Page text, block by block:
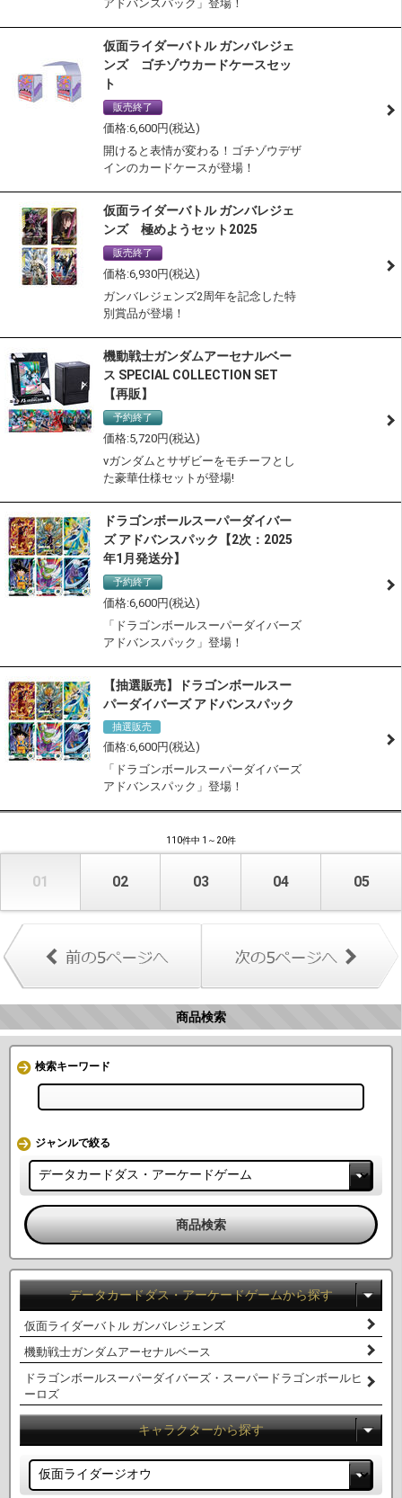
アドバンスパック」登場！
仮面ライダーバトル ガンバレジェ
ンズ ゴチゾウカードケースセッ
ト
販売終了
6,600
開けると表情が変わる！ゴチゾウデザ
インのカードケースが登場！
仮面ライダーバトル ガンバレジェ
ンズ 極めようセット2025
販売終了
6,930
ガンバレジェンズ2周年を記念した特
別賞品が登場！
機動戦士ガンダムアーセナルベー
ス SPECIAL COLLECTION SET
【再販】
予約終了
5,720
νガンダムとサザビーをモチーフとし
た豪華仕様セットが登場!
ドラゴンボールスーパーダイバー
ズ アドバンスパック【2次：2025
年1月発送分】
予約終了
6,600
「ドラゴンボールスーパーダイバーズ
アドバンスパック」登場！
【抽選販売】ドラゴンボールスー
パーダイバーズ アドバンスパック
抽選販売
6,600
「ドラゴンボールスーパーダイバーズ
アドバンスパック」登場！
110件中 1～20件
01 02 03 04 05
商品検索
検索キーワード
ジャンルで絞る
データカードダス・アーケードゲームから探す
仮面ライダーバトル ガンバレジェンズ
機動戦士ガンダムアーセナルベース
ドラゴンボールスーパーダイバーズ・スーパードラゴンボールヒ
ーロズ
キャラクターから探す